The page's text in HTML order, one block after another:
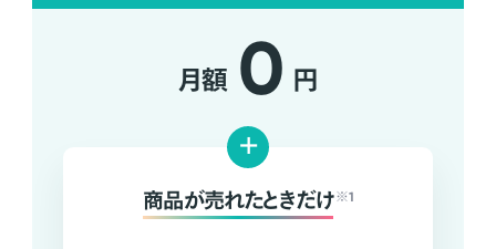
月額 0 円
+
商品が売れたときだけ ※1